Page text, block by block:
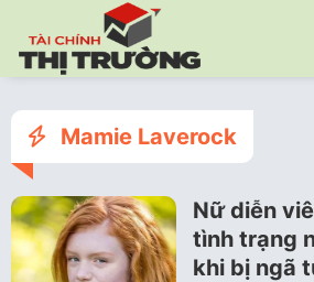
Mamie Laverock
Nữ diễn
tình trạng
khi bị ngã